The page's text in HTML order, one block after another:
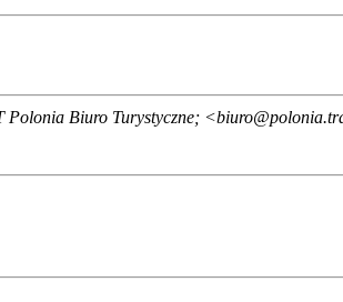
Polonia Biuro Turystyczne;